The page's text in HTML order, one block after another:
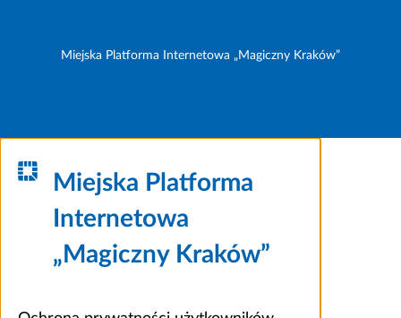
Miejska Platforma Internetowa „Magiczny Kraków”
Miejska Platforma
Internetowa
„Magiczny Kraków”